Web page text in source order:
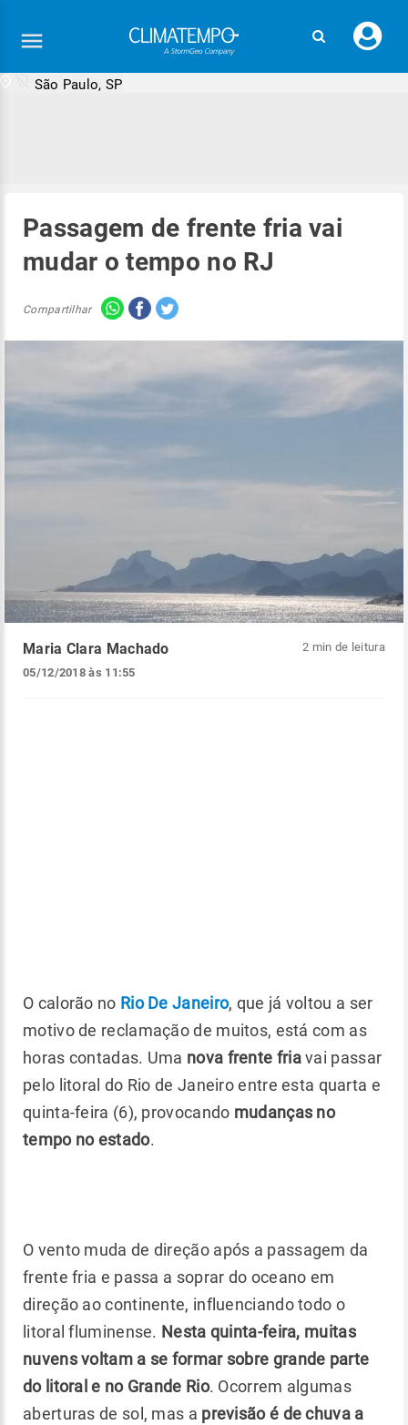
seu
São Paulo, SP
Passagem de frente fria vai
mudar o tempo no RJ
Compartilhar
Maria Clara Machado
05/12/2018 às 11:55
2 min de leitura
O calorão no Rio De Janeiro, que já voltou a ser
motivo de reclamação de muitos, está com as
horas contadas. Uma nova frente friavai passar
pelo litoral do Rio de Janeiro entre esta quarta e
quinta-feira (6), provocando mudanças no
tempo no estado.
O vento muda de direção após a passagem da
frente fria e passa a soprar do oceano em
direção ao continente, influenciando todo o
litoral fluminense. Nesta quinta-feira, muitas
nuvens voltam a se formar sobre grande parte
do litoral e no Grande Rio. Ocorrem algumas
aberturas de sol, mas a previsão é de chuva a